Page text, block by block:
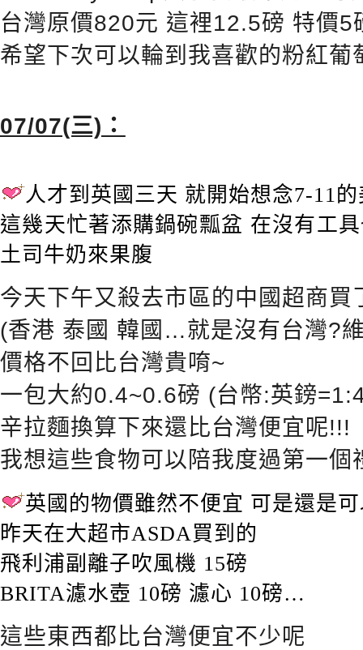
台灣原價820元 這裡12.5磅 特價5
希望下次可以輪到我喜歡的粉紅葡
07/07(三)：
人才到英國三天 就開始想念7-11的
這幾天忙著添購鍋碗瓢盆 在沒有工
土司牛奶來果腹
今天下午又殺去市區的中國超商買
(香港 泰國 韓國…就是沒有台灣?
價格不回比台灣貴唷~
一包大約0.4~0.6磅 (台幣:英鎊
辛拉麵換算下來還比台灣便宜呢!!!
我想這些食物可以陪我度過第一個
英國的物價雖然不便宜 可是還是
昨天在大超市ASDA買到的
飛利浦副離子吹風機 15磅
BRITA濾水壺 10磅 濾心 10磅…
這些東西都比台灣便宜不少呢